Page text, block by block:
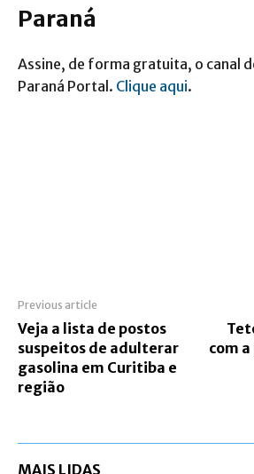
Paraná
Assine, de forma gratuita, o canal
Paraná Portal. Clique aqui.
Previous article
Veja a lista de postos
suspeitos de adulterar
gasolina em Curitiba e
região
com
MAIS LIDAS